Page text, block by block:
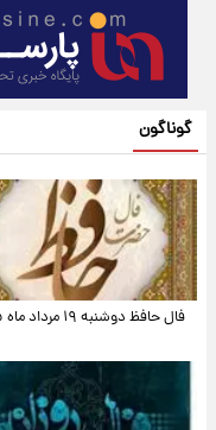
گوناگون
فال حافظ دوشنبه ۱۹ مرداد ماه ۱۴۰۵